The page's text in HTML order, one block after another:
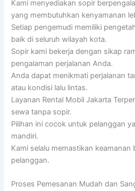
Kami menyediakan sopir
yang membutuhkan kenyamanan
Setiap pengemudi memiliki
baik di seluruh wilayah kota.
Sopir kami bekerja dengan sikap
pengalaman perjalanan Anda.
Anda dapat menikmati perjalanan
atau kondisi lalu lintas.
Layanan Rental Mobil Jakarta
sewa tanpa sopir.
Pilihan ini cocok untuk pelanggan
mandiri.
Kami selalu memastikan keamanan
pelanggan.
Proses Pemesanan Mudah dan